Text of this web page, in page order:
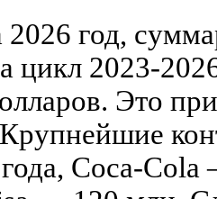
год,
цикл 2023-
Это
Крупнейшие
года, Coca-